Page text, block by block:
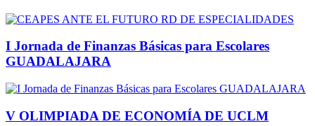
I Jornada de Finanzas Básicas para Escolares
GUADALAJARA
V OLIMPIADA DE ECONOMÍA DE UCLM